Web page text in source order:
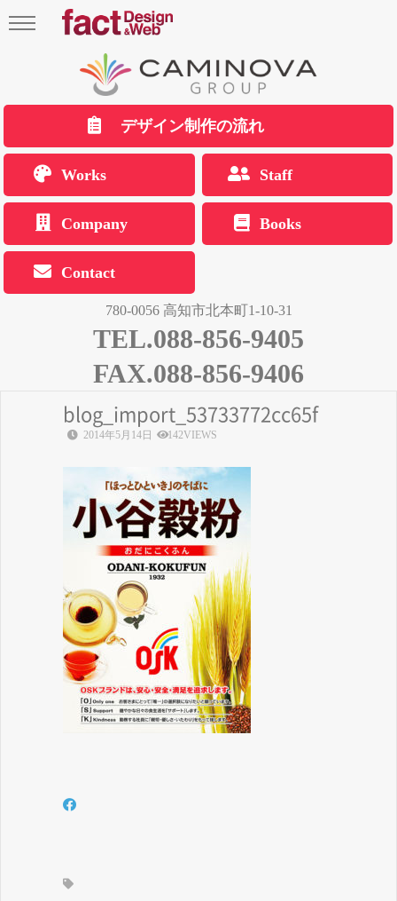
デザイン制作の流れ
Works Staff
Company Books
Contact
780-0056 高知市北本町1-10-31
TEL.088-856-9405
FAX.088-856-9406
blog_import_53733772cc65f
2014年5月14日 142VIEWS